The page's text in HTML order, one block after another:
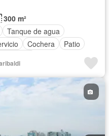
300 m²
Tanque de agua
Cochera
Patio
Sin amoblar